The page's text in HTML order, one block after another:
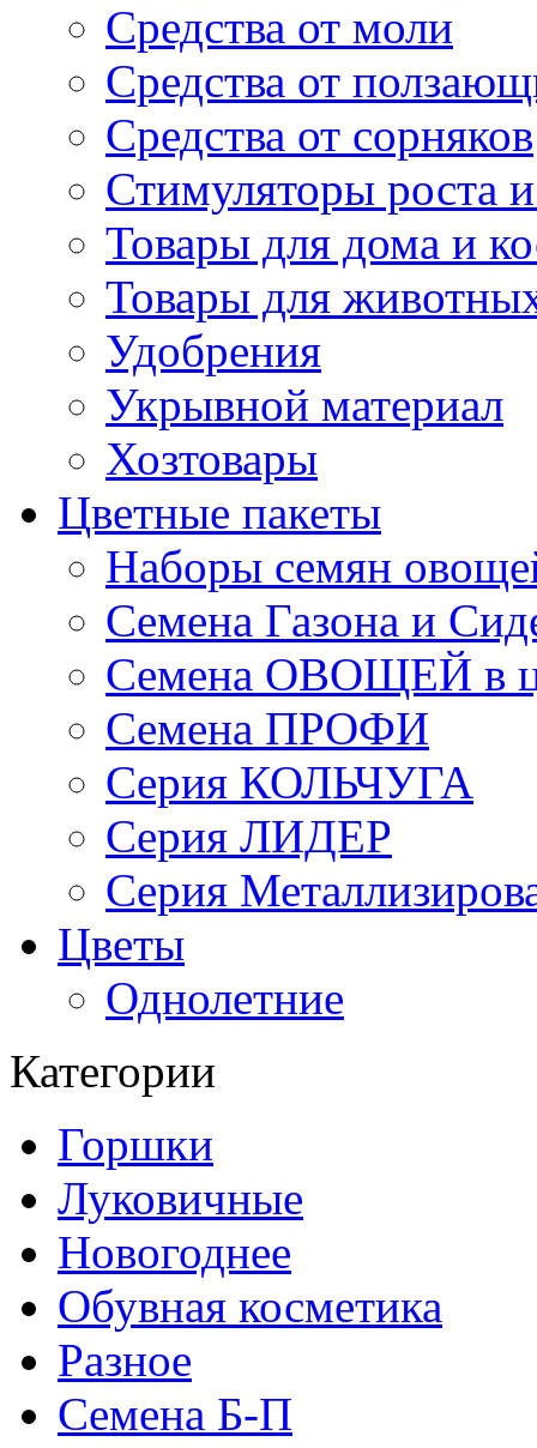
Средства от моли
Средства от
Средства от сорняков
Стимуляторы роста и
Товары для дома и
Товары для
Удобрения
Укрывной материал
Хозтовары
Цветные пакеты
Наборы семян
Семена Газона и
Семена ОВОЩЕЙ в
Семена ПРОФИ
Серия КОЛЬЧУГА
Серия ЛИДЕР
Серия
Цветы
Однолетние
Категории
Горшки
Луковичные
Новогоднее
Обувная косметика
Разное
Семена Б-П